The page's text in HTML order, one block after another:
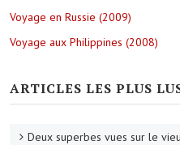
Voyage en Russie (2009)
Voyage aux Philippines (2008)
ARTICLES LES PLUS
Deux superbes vues sur le